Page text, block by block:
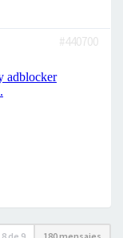
#440700